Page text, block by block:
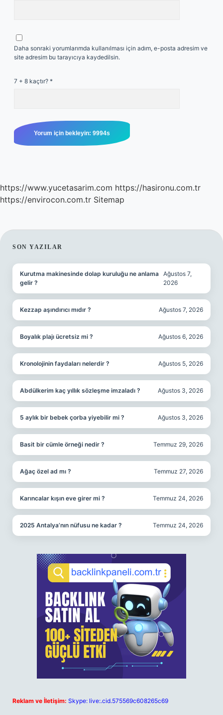
Daha sonraki yorumlarımda kullanılması için adım, e-posta adresim ve
site adresim bu tarayıcıya kaydedilsin.
7 + 8 kaçtır? *
https://www.yucetasarim.com https://hasironu.com.tr
https://envirocon.com.tr Sitemap
SIDEBAR
SON YAZILAR
Kurutma makinesinde dolap kuruluğu ne anlama
gelir ?
Ağustos 7,
2026
Kezzap aşındırıcı mıdır ? Ağustos 7, 2026
Boyalık plajı ücretsiz mi ? Ağustos 6, 2026
Kronolojinin faydaları nelerdir ? Ağustos 5, 2026
Abdülkerim kaç yıllık sözleşme imzaladı ? Ağustos 3, 2026
5 aylık bir bebek çorba yiyebilir mi ? Ağustos 3, 2026
Basit bir cümle örneği nedir ? Temmuz 29, 2026
Ağaç özel ad mı ? Temmuz 27, 2026
Karıncalar kışın eve girer mi ? Temmuz 24, 2026
2025 Antalya’nın nüfusu ne kadar ? Temmuz 24, 2026
Reklam ve İletişim: Skype: live:.cid.575569c608265c69